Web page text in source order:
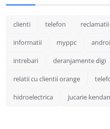
clienti telefon reclamatii
informatii myppc
intrebari deranjamente digi
relatii cu clientii orange
hidroelectrica jucarie